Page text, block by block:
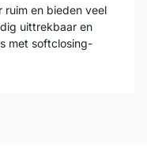
ruim en bieden veel
uittrekbaar en
met softclosing-